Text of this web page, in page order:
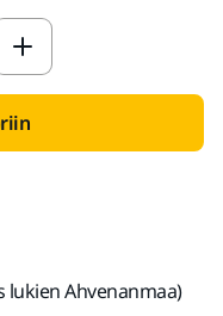
lukien Ahvenanmaa)